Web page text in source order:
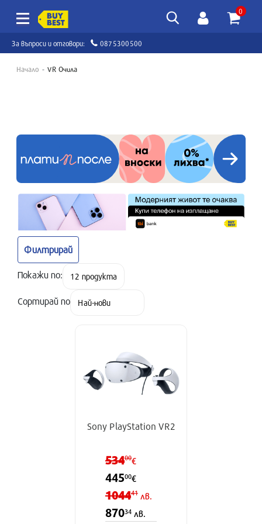
0
За въпроси и отговори: 0875300500
Начало VR Очила
Филтрирай
Покажи по:
Сортирай по
Sony PlayStation VR2
53400€
44500€
104441 лв.
87034 лв.